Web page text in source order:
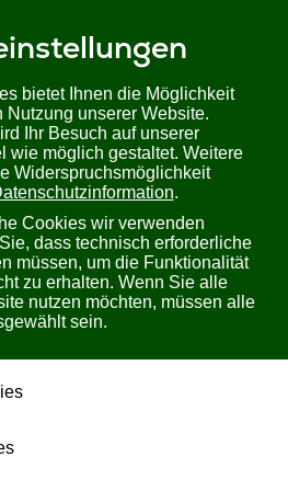
bietet Ihnen die Möglichkeit
unserer Website.
Ihr Besuch auf unserer
wie möglich gestaltet. Weitere
Widerspruchsmöglichkeit
.
Cookies wir verwenden
dass technisch erforderliche
müssen, um die Funktionalität
zu erhalten. Wenn Sie alle
nutzen möchten, müssen alle
sein.
einwandfreien Betrieb unserer
Produkte
KVM
| 4-Port Triple-Head VGA KVM Switch
TRIPLE 4-Port Triple-